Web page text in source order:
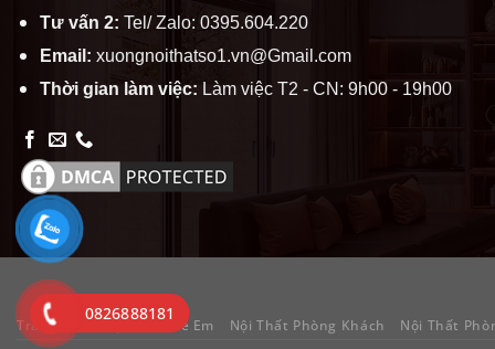
Tư vấn 2: Tel/ Zalo: 0395.604.220
Email: xuongnoithatso1.vn@Gmail.com
Thời gian làm việc: Làm việc T2 - CN: 9h00 - 19h00
Trang chủ Nội Thất Trẻ Em Nội Thất Phòng Khách Nội Thất
0826888181